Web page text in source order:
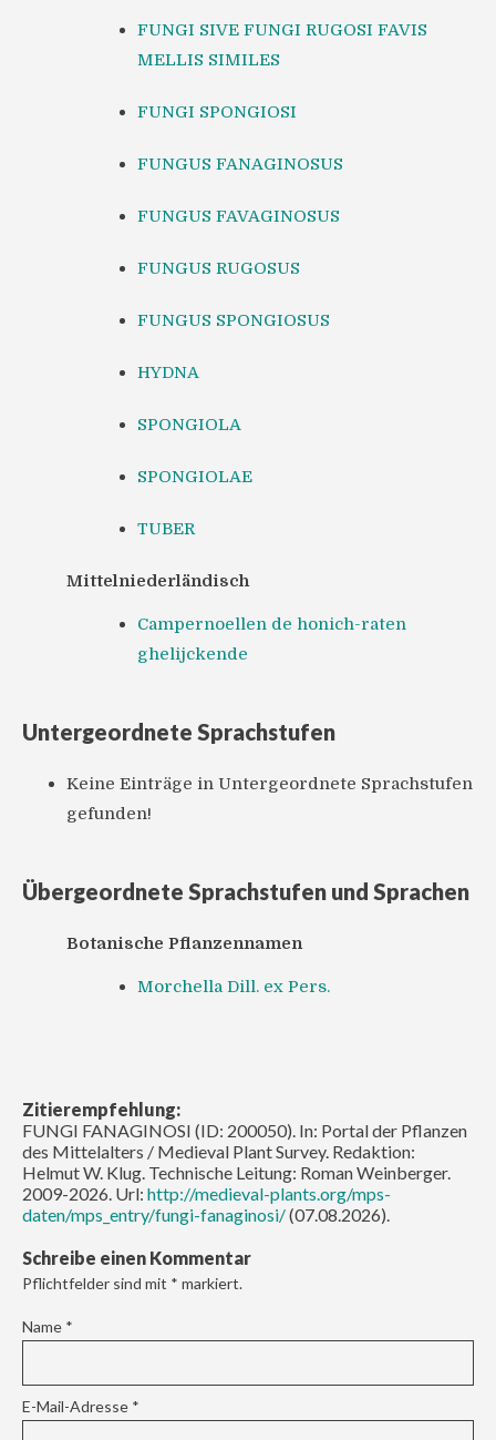
FUNGI SIVE FUNGI RUGOSI FAVIS
MELLIS SIMILES
FUNGI SPONGIOSI
FUNGUS FANAGINOSUS
FUNGUS FAVAGINOSUS
FUNGUS RUGOSUS
FUNGUS SPONGIOSUS
HYDNA
SPONGIOLA
SPONGIOLAE
TUBER
Mittelniederländisch
Campernoellen de honich-raten
ghelijckende
Untergeordnete Sprachstufen
Keine Einträge in Untergeordnete Sprachstufen
gefunden!
Übergeordnete Sprachstufen und Sprachen
Botanische Pflanzennamen
Morchella Dill. ex Pers.
Zitierempfehlung:
FUNGI FANAGINOSI (ID: 200050). In: Portal der Pflanzen
des Mittelalters / Medieval Plant Survey. Redaktion:
Helmut W. Klug. Technische Leitung: Roman Weinberger.
2009-2026. Url: http://medieval-plants.org/mps-
daten/mps_entry/fungi-fanaginosi/(07.08.2026).
Schreibe einen Kommentar
Pflichtfelder sind mit * markiert.
Name *
E-Mail-Adresse *